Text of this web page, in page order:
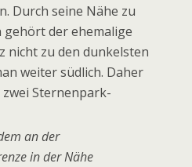
Durch seine Nähe zu
der ehemalige
nicht zu den dunkelsten
weiter südlich. Daher
Sternenpark-
an der
in der Nähe